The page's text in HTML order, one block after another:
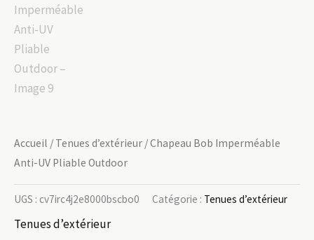
Accueil / Tenues d’extérieur / Chapeau Bob Imperméable
Anti-UV Pliable Outdoor
UGS : cv7irc4j2e8000bscbo0 Catégorie : Tenues d’extérieur
Tenues d’extérieur